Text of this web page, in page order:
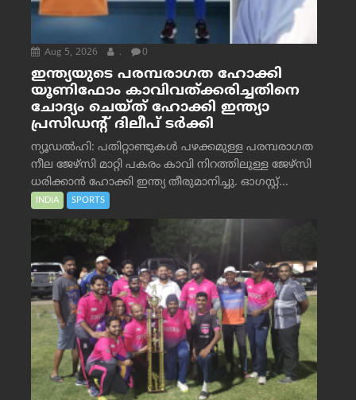
Aug 5, 2026 . 0
ഇന്ത്യയുടെ പരമ്പരാഗത ഹോക്കി
യൂണിഫോം കാവിവത്ക്കരിച്ചതിനെ
ചോദ്യം ചെയ്ത് ഹോക്കി ഇന്ത്യാ
പ്രസിഡന്റ് ദിലീപ് ടര്‍ക്കി
ന്യൂഡൽഹി: പതിറ്റാണ്ടുകൾ പഴക്കമുള്ള പരമ്പരാഗത
നീല ജേഴ്‌സി മാറ്റി പകരം കാവി നിറത്തിലുള്ള ജേഴ്‌സി
ധരിക്കാൻ ഹോക്കി ഇന്ത്യ തീരുമാനിച്ചു. ഓഗസ്റ്റ്...
INDIA SPORTS